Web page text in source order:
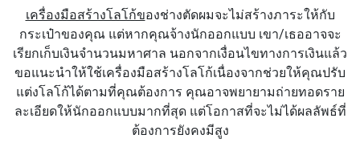
เครื่องมือสร้างโลโก้ของช่างตัดผมจะไม่สร้างภาระให้กับ
กระเป๋าของคุณ แต่หากคุณจ้างนักออกแบบ เขา/เธออาจจะ
เรียกเก็บเงินจำนวนมหาศาล นอกจากเงื่อนไขทางการเงินแล้ว
ขอแนะนำให้ใช้เครื่องมือสร้างโลโก้เนื่องจากช่วยให้คุณปรับ
แต่งโลโก้ได้ตามที่คุณต้องการ คุณอาจพยายามถ่ายทอดราย
ละเอียดให้นักออกแบบมากที่สุด แต่โอกาสที่จะไม่ได้ผลลัพธ์ที่
ต้องการยังคงมีสูง